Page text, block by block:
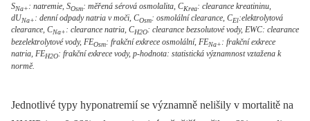
SNa+: natremie, SOsm: měřená sérová osmolalita, CKrea: clearance kreatininu,
dUNa+: denní odpady natria v moči, COsm: osmolální clearance, CEl:elektrolytová
clearance, CNa+: clearance natria, CH2O: clearance bezsolutové vody, EWC: clearance
bezelektrolytové vody, FEOsm: frakční exkrece osmolální, FENa+: frakční exkrece
natria, FEH2O: frakční exkrece vody, p-hodnota: statistická významnost vztažena k
normě.
Jednotlivé typy hyponatremií se významně nelišily v mortalitě na